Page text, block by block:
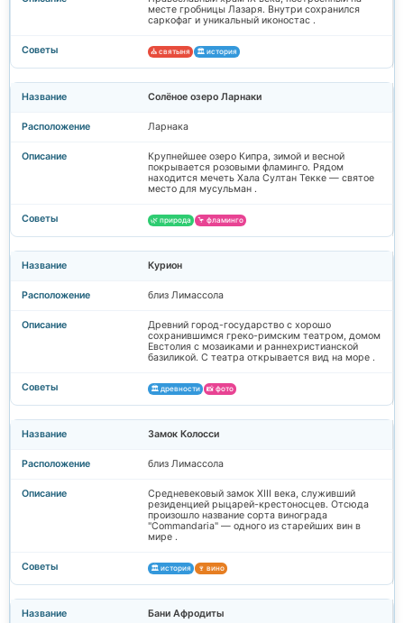
месте гробницы Лазаря. Внутри сохранился
саркофаг и уникальный иконостас .
⛪ святыня 🏛️ история
Солёное озеро Ларнаки
Ларнака
Крупнейшее озеро Кипра, зимой и весной
покрывается розовыми фламинго. Рядом
находится мечеть Хала Султан Текке — святое
место для мусульман .
🌿 природа 🦩 фламинго
Курион
близ Лимассола
Древний город-государство с хорошо
сохранившимся греко-римским театром, домом
Евстолия с мозаиками и раннехристианской
базиликой. С театра открывается вид на море .
🏛️ древности 📸 фото
Замок Колосси
близ Лимассола
Средневековый замок XIII века, служивший
резиденцией рыцарей-крестоносцев. Отсюда
произошло название сорта винограда
"Commandaria" — одного из старейших вин в
мире .
🏛️ история 🍷 вино
Бани Афродиты